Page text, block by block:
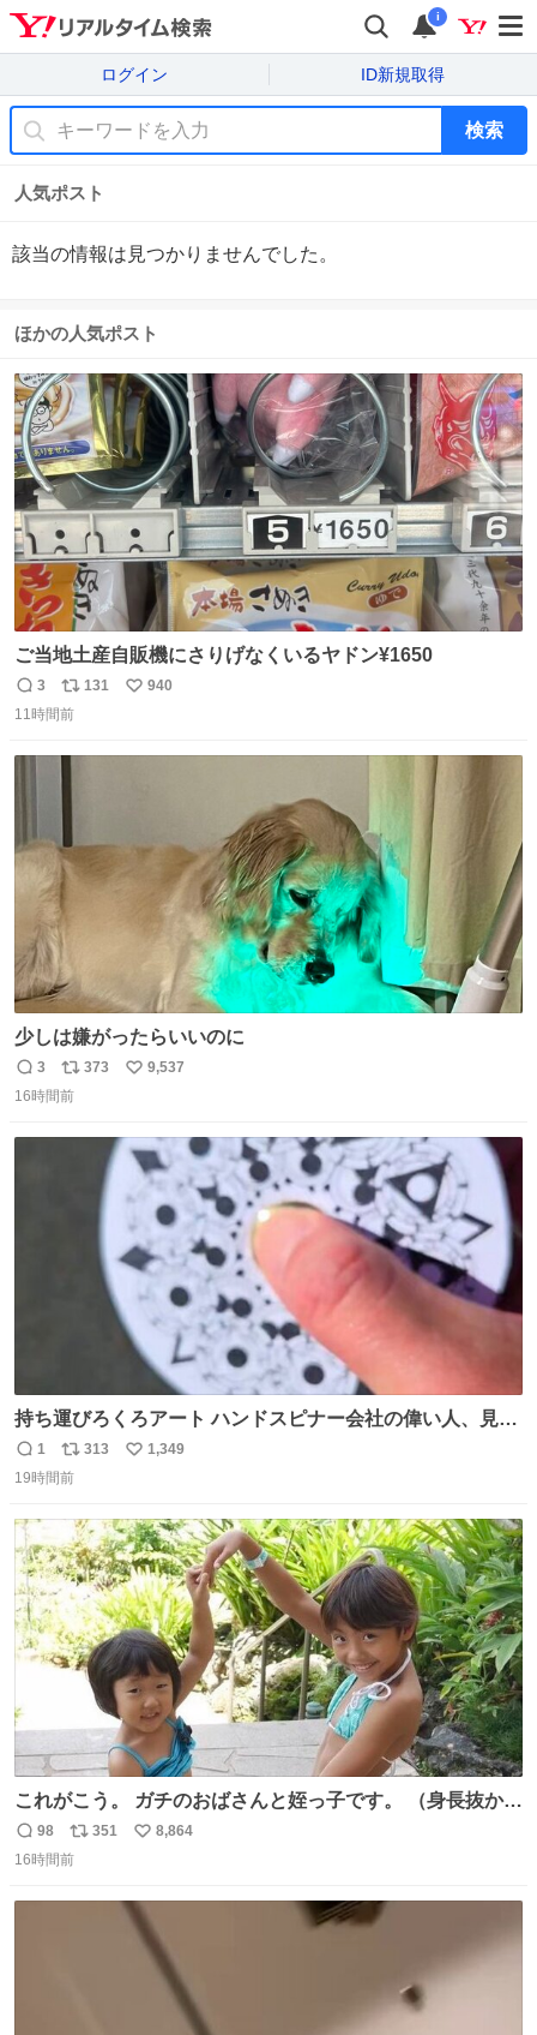
i
ログイン ID新規取得
検索
人気ポスト
該当の情報は見つかりませんでした。
ほかの人気ポスト
ご当地土産自販機にさりげなくいるヤドン¥1650
返
信
3
リ
ポ
ト
131
い
940
11時間前
少しは嫌がったらいいのに
返
信
3
リ
ポ
373
い
数
9,537
16時間前
持ち運びろくろアート ハンドスピナー会社の偉い人、見て
ください。
返
信
1
リ
ポ
ト
数
313
い
数
1,349
19時間前
これがこう。 ガチのおばさんと姪っ子です。 （身長抜かさ
返
信
98
リ
ポ
351
い
数
8,864
16時間前